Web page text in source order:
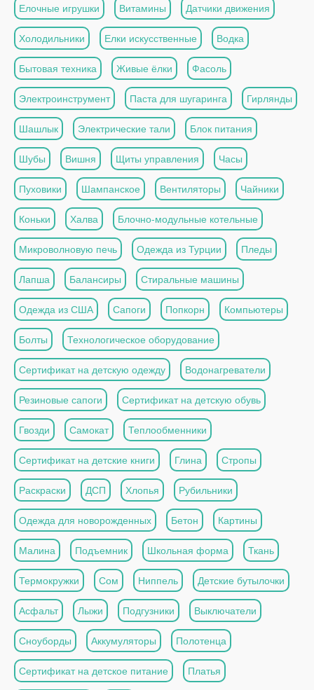
Елочные игрушки Витамины Датчики движения
Холодильники Елки искусственные Водка
Бытовая техника Живые ёлки Фасоль
Электроинструмент Паста для шугаринга Гирлянды
Шашлык Электрические тали Блок питания
Шубы Вишня Щиты управления Часы
Пуховики Шампанское Вентиляторы Чайники
Коньки Халва Блочно-модульные котельные
Микроволновую печь Одежда из Турции Пледы
Лапша Балансиры Стиральные машины
Одежда из США Сапоги Попкорн Компьютеры
Болты Технологическое оборудование
Сертификат на детскую одежду Водонагреватели
Резиновые сапоги Сертификат на детскую обувь
Гвозди Самокат Теплообменники
Сертификат на детские книги Глина Стропы
Раскраски ДСП Хлопья Рубильники
Одежда для новорожденных Бетон Картины
Малина Подъемник Школьная форма Ткань
Термокружки Сом Ниппель Детские бутылочки
Асфальт Лыжи Подгузники Выключатели
Сноуборды Аккумуляторы Полотенца
Сертификат на детское питание Платья